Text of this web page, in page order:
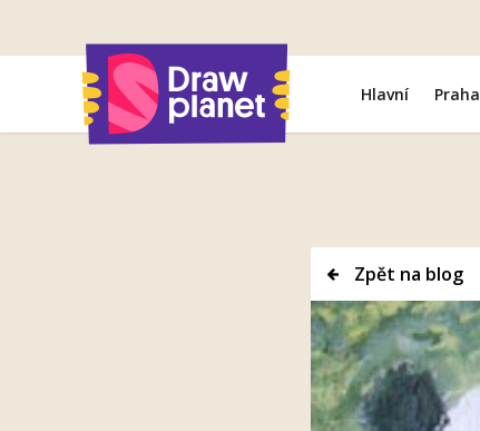
Hlavní Praha
Zpět na blog